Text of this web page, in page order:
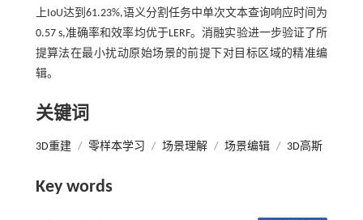
上IoU达到61.23%,语义分割任务中单次文本查询响应时间为
0.57 s,准确率和效率均优于LERF。消融实验进一步验证了所
提算法在最小扰动原始场景的前提下对目标区域的精准编
辑。
关键词
3D重建 / 零样本学习 / 场景理解 / 场景编辑 / 3D高斯
Key words